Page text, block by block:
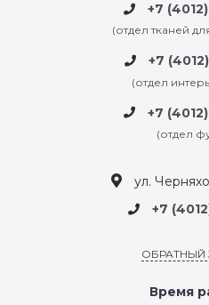
+7
(отдел тканей
+7
(отдел
+7
(отдел
ул.
+7
ОБРАТНЫЙ
Время